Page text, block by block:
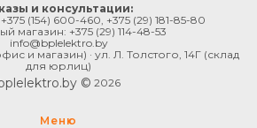
и консультации:
+375 (154) 600-460 +375 (29) 181-85-80
магазин: +375 (29) 114-48-53
info@bplelektro.by
и магазин) · ул. Л. Толстого, 14Г (склад
для юрлиц)
© 2026
Меню